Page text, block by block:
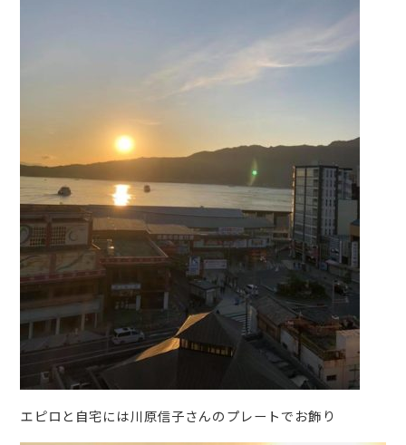
エピロと自宅には川原信子さんのプレートでお飾り